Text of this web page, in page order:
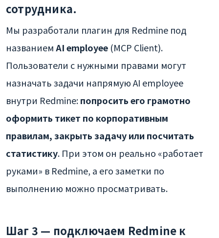
сотрудника.
Мы разработали плагин для Redmine под
названиемAI employee (MCP Client).
Пользователи с нужными правами могут
назначать задачи напрямую AI employee
внутри Redmine:попросить его грамотно
оформить тикет по корпоративным
правилам, закрыть задачу или посчитать
статистику. При этом он реально «работает
руками» в Redmine, а его заметки по
выполнению можно просматривать.
Шаг 3 — подключаем Redmine к